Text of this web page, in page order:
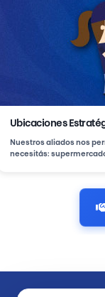
Ubicaciones
Nuestros aliados nos
necesitás: